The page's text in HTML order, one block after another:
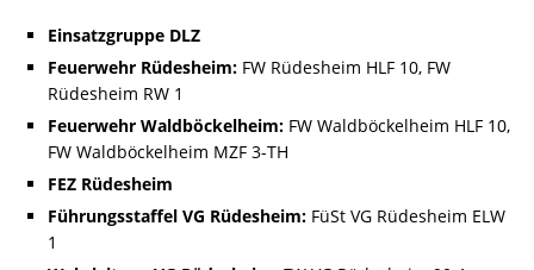
Einsatzgruppe DLZ
Feuerwehr Rüdesheim: FW Rüdesheim HLF 10, FW
Rüdesheim RW 1
Feuerwehr Waldböckelheim: FW Waldböckelheim HLF 10,
FW Waldböckelheim MZF 3-TH
FEZ Rüdesheim
Führungsstaffel VG Rüdesheim: FüSt VG Rüdesheim ELW
1